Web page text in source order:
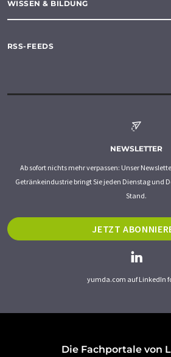
WISSEN & BILDUNG
RSS-FEEDS
NEWSLETTER
Ab sofort nichts mehr verpassen: Unser
Getränkeindustrie bringt Sie jeden Dienstag und
Stand.
JETZT
yumda.com auf LinkedIn
Die Fachportale von